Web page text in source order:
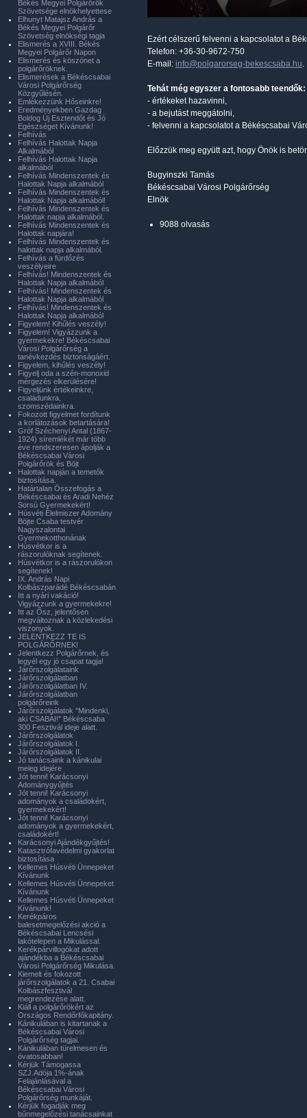
Ezért célszerű felvenni a kapcsolatot a
Telefon: +36-30-9672-750
E-mail: info@polgarorseg-bekescsaba.hu.
Tehát még egyszer a fontosabb teendők:
- értékeket hazavinni,
- a bejutást meggátolni,
- felvenni a kapcsolatot a Békéscsabai
Előzzük meg együtt azt, hogy Önök is
Bugyinszki Tamás
Békéscsabai Városi Polgárőrség
Elnök
9088 olvasás
Békés Megyei Polgárőrök
Szövetsége elnökhelyettese
Elhunyt Matajsz András a
Békés Megyei Polgárőr
Szövetség elnökségi tagja
Elismerés a XVIII. Békés
Megyei Polgárőr Napon
Elismerés és köszönet a
polgárőröknek.
Elismerések a Békéscsabai
Városi Polgárőrség
Közgyűlésén.
Emlékezzünk Hőseinkre!
Eredményekben Gazdag
Boldog Új Esztendőt és Jó
Egészséget Kívánunk!
Felhívás
Felhívás Halottak Napja
Alkalmából
Felhívás Halottak Napja
alkalmából
Felhívás Mindenszentek és
Halottak Napja alkalmából
Felhívás Mindenszentek és
Halottak Napja alkalmából!
Felhívás Mindenszentek és
Halottak napja alkalmából.
Felhívás Mindenszentek és
Halottak napjára!
Felhívás Mindenszentek és
halottak napja alkalmából.
Felhívás a fürdőzés
veszélyeire
Felhívás! Mindenszentek és
Halottak Napja alkalmából
Felhívás! Mindenszentek és
Halottak Napja alkalmából
Felhívás! Mindenszentek és
Halottak Napja alkalmából
Figyelem! Kihűlés veszély!
Figyelem! Vigyázzunk a
gyermekekre! Békéscsabai
Városi Polgárőrség a
tanévkezdés biztonságáért.
Figyelem, kihűlés veszély!
Figyelj oda a szén-monoxid
mérgezés elkerülésére!
Figyeljünk értékeinkre,
családunkra,
szomszédainkra.
Fokozott figyelmet fordítunk
a korlátozások betartására!
Gróf Széchenyi Antal (1867-
1924) síremlékét már több
éve rendszeresen ápolják a
Békéscsabai Városi
Polgárőrök és Böjt
Halottak napján a temetők
biztosítása.
Határtalan Összefogás a
Békéscsabai és Aradi Nehéz
Sorsú Gyermekekért!
Húsvéti Élelmiszer Adomány
Böjte Csaba testvér
Nagyszalontai
Gyermekotthonának
Húsvétkor is a
rászorulóknak segítenek.
Húsvétkor is a rászorulókon
segítenek!
IX. András Napi
Kolbászparádé Békéscsabán
Itt a nyári vakáció!
Vigyázzunk a gyermekekre!
Itt az Ősz, jelentősen
megváltoznak a közlekedési
viszonyok.
JELENTKEZZ TE IS
POLGÁRŐRNEK!
Jelentkezz Polgárőrnek, és
legyél egy jó csapat tagja!
Járőrszolgálataink
Járőrszolgálatban
Járőrszolgálatban IV.
Járőrszolgálatban
polgárőreink
Járőrszolgálatok "Mindenki,
aki CSABAI!" Békéscsaba
300 Fesztivál ideje alatt.
Járőrszolgálatok
Járőrszolgálatok I.
Járőrszolgálatok II.
Jó tanácsaink a kánikulai
meleg idejére
Jót tenni! Karácsonyi
Adománygyűjtés
Jót tenni! Karácsonyi
adományok a családokért,
gyermekekért!
Jót tenni! Karácsonyi
adományok a gyermekekért,
családokért!
Karácsonyi Ajándékgyűjtés!
Katasztrófavédelmi gyakorlat
biztosítása
Kellemes Húsvéti Ünnepeket
Kívánunk
Kellemes Húsvéti Ünnepeket
Kívánunk
Kellemes Húsvéti Ünnepeket
Kívánunk!
Kerékpáros
balesetmegelőzési akció a
Békéscsabai Lencsési
lakótelepen a Mikulással.
Kerékpárvillogókat adott
ajándékba a Békéscsabai
Városi Polgárőrség Mikulása.
Kiemelt és fokozott
járőrszolgálatok a 21. Csabai
Kolbászfesztivál
megrendezése alatt.
Kiáll a polgárőrökért az
Országos Rendőrfőkapitány.
Kánikulában is kitartanak a
Békéscsabai Városi
Polgárőrség tagjai.
Kánikulában türelmesen és
óvatosabban!
Kérjük Támogassa
SZJ.Adója 1%-ának
Felajánlásával a
Békéscsabai Városi
Polgárőrség munkáját.
Kérjük fogadják meg
bűnmegelőzési tanácsainkat